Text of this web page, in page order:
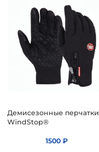
Демисезонные перчатки
WindStop®
1500 ₽